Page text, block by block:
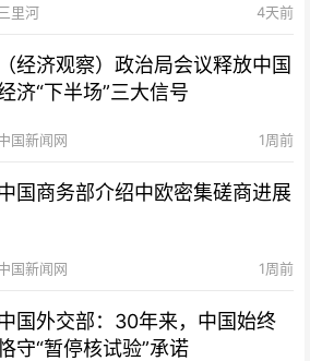
里河 4天前
（经济观察）政治局会议释放中国
济“下半场”三大信号
国新闻网 1周前
国商务部介绍中欧密集磋商进展
国新闻网 1周前
国外交部：30年来，中国始终
守“暂停核试验”承诺